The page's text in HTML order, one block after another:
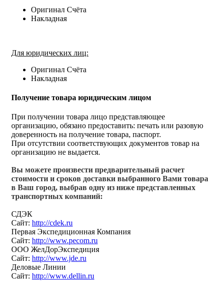
Оригинал Счёта
Накладная
Для юридических лиц:
Оригинал Счёта
Накладная
Получение товара юридическим лицом
При получении товара лицо представляющее
организацию, обязано предоставить: печать или разовую
доверенность на получение товара, паспорт.
При отсутствии соответствующих документов товар на
организацию не выдается.
Вы можете произвести предварительный расчет
стоимости и сроков доставки выбранного Вами товара
в Ваш город, выбрав одну из ниже представленных
транспортных компаний:
СДЭК
Сайт: http://cdek.ru
Первая Экспедиционная Компания
Сайт: http://www.pecom.ru
ООО ЖелДорЭкспедиция
Сайт: http://www.jde.ru
Деловые Линии
Сайт: http://www.dellin.ru